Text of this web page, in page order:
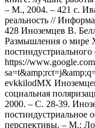
– М., 2004. – 421 с.
реальность //
428 Иноземцев В.
Размышления о мире
https://
evkkilodMX
социальная
2000. – С. 28-39.
постиндустриальное
перспективы. – М.: